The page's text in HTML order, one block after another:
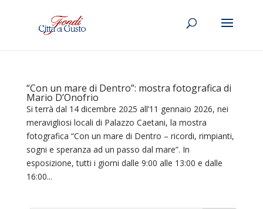
“Con un mare di Dentro”: mostra fotografica di
Mario D’Onofrio
Si terrà dal 14 dicembre 2025 all’11 gennaio 2026, nei
meravigliosi locali di Palazzo Caetani, la mostra
fotografica “Con un mare di Dentro – ricordi, rimpianti,
sogni e speranza ad un passo dal mare”. In
esposizione, tutti i giorni dalle 9:00 alle 13:00 e dalle
16:00...